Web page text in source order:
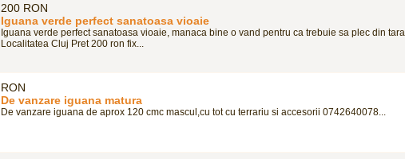
200 RON
Iguana verde perfect sanatoasa vioaie
Iguana verde perfect sanatoasa vioaie, manaca bine o vand pentru ca trebuie sa plec din tara
Localitatea Cluj Pret 200 ron fix...
RON
De vanzare iguana matura
De vanzare iguana de aprox 120 cmc mascul,cu tot cu terrariu si accesorii 0742640078...